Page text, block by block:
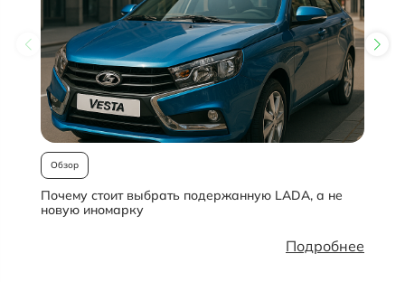
Обзор
Почему стоит выбрать подержанную LADA, а не
новую иномарку
Подробнее